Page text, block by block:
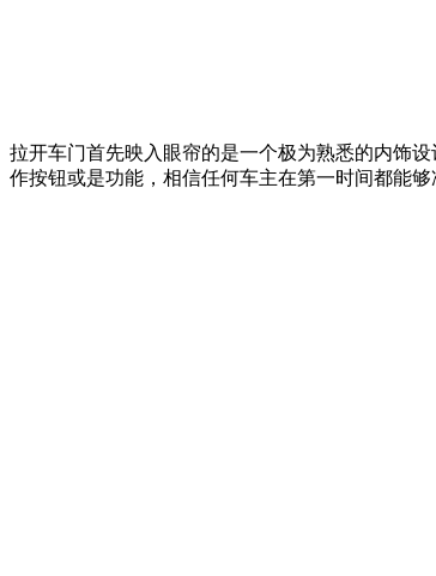
拉开车门首先映入眼帘的是一个极为熟悉的内饰
作按钮或是功能，相信任何车主在第一时间都能够